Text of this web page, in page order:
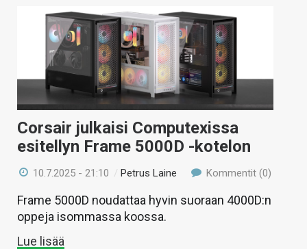
KAUPPA
VAIHDA TEEMA
HAKU
Corsair julkaisi Computexissa
esitellyn Frame 5000D -kotelon
10.7.2025 - 21:10 /Petrus Laine Kommentit (0)
Frame 5000D noudattaa hyvin suoraan 4000D:n
oppeja isommassa koossa.
Lue lisää